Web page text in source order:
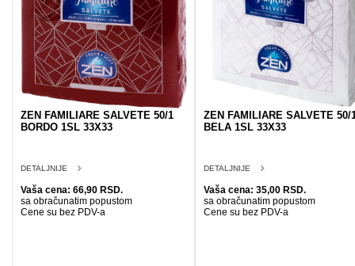
ZEN FAMILIARE SALVETE 50/1
BORDO 1SL 33X33
DETALJNIJE
Vaša cena: 66,90 RSD.
sa obračunatim popustom
Cene su bez PDV-a
ZEN FAMILIARE SALVETE 50/
BELA 1SL 33X33
DETALJNIJE
Vaša cena: 35,00 RSD.
sa obračunatim popustom
Cene su bez PDV-a